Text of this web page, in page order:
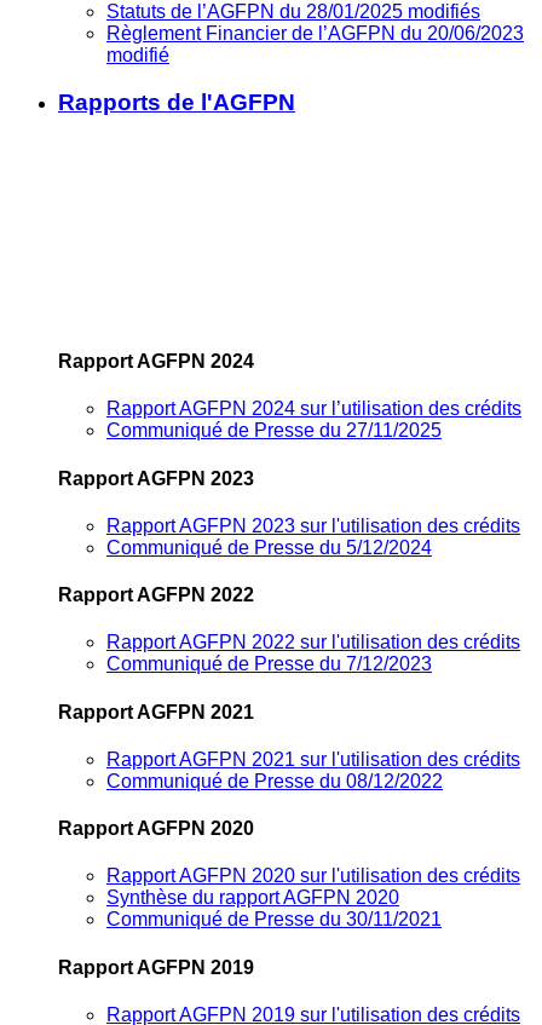
Statuts de l’AGFPN du 28/01/2025 modifiés
Règlement Financier de l’AGFPN du 20/06/2023
modifié
Rapports de l'AGFPN
Rapport AGFPN 2024
Rapport AGFPN 2024 sur l’utilisation des crédits
Communiqué de Presse du 27/11/2025
Rapport AGFPN 2023
Rapport AGFPN 2023 sur l'utilisation des crédits
Communiqué de Presse du 5/12/2024
Rapport AGFPN 2022
Rapport AGFPN 2022 sur l'utilisation des crédits
Communiqué de Presse du 7/12/2023
Rapport AGFPN 2021
Rapport AGFPN 2021 sur l'utilisation des crédits
Communiqué de Presse du 08/12/2022
Rapport AGFPN 2020
Rapport AGFPN 2020 sur l'utilisation des crédits
Synthèse du rapport AGFPN 2020
Communiqué de Presse du 30/11/2021
Rapport AGFPN 2019
Rapport AGFPN 2019 sur l'utilisation des crédits